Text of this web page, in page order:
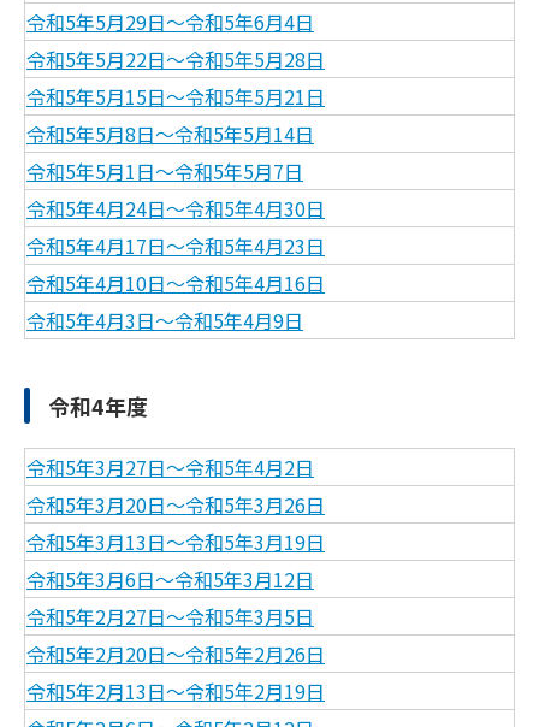
令和5年5月29日～令和5年6月4日
令和5年5月22日～令和5年5月28日
令和5年5月15日～令和5年5月21日
令和5年5月8日～令和5年5月14日
令和5年5月1日～令和5年5月7日
令和5年4月24日～令和5年4月30日
令和5年4月17日～令和5年4月23日
令和5年4月10日～令和5年4月16日
令和5年4月3日～令和5年4月9日
令和4年度
令和5年3月27日～令和5年4月2日
令和5年3月20日～令和5年3月26日
令和5年3月13日～令和5年3月19日
令和5年3月6日～令和5年3月12日
令和5年2月27日～令和5年3月5日
令和5年2月20日～令和5年2月26日
令和5年2月13日～令和5年2月19日